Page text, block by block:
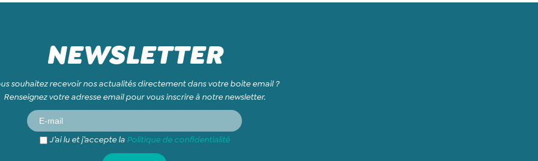
NEWSLETTER
souhaitez recevoir nos actualités directement dans votre boite email ?
Renseignez votre adresse email pour vous inscrire à notre newsletter.
J’ai lu et j’accepte la Politique de confidentialité